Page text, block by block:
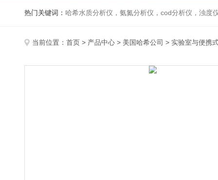
热门关键词： 哈希水质分析仪，氨氮分析仪，cod分析仪，浊度
当前位置： 首页 > 产品中心 > 美国哈希公司 > 实验室与便携